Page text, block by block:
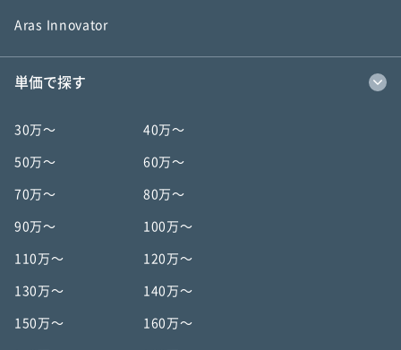
Aras Innovator
単価で探す
30万〜 40万〜
50万〜 60万〜
70万〜 80万〜
90万〜 100万〜
110万〜 120万〜
130万〜 140万〜
150万〜 160万〜